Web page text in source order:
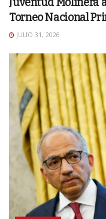
Torneo Nacional
JULIO 31, 2026